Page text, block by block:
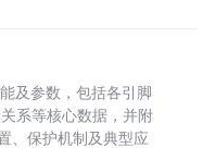
及参数，包括各引脚
系等核心数据，并附
、保护机制及典型应